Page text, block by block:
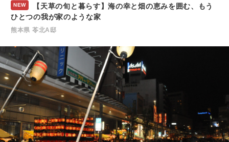
NEW
【天草の旬と暮らす】海の幸と畑の恵みを囲む、もう
ひとつの我が家のような家
熊本県 苓北A邸